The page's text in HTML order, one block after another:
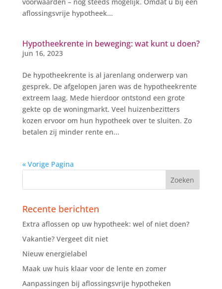
aflossingsvrije hypotheek...
Hypotheekrente in beweging: wat kunt u doen?
jun 16, 2023
De hypotheekrente is al jarenlang onderwerp van
gesprek. De afgelopen jaren was de hypotheekrente
extreem laag. Mede hierdoor ontstond een grote
gekte op de woningmarkt. Veel huizenbezitters
kozen ervoor om hun hypotheek over te sluiten. Zo
betalen zij minder rente en...
« Vorige Pagina
Recente berichten
Extra aflossen op uw hypotheek: wel of niet doen?
Vakantie? Vergeet dit niet
Nieuw energielabel
Maak uw huis klaar voor de lente en zomer
Aanpassingen bij aflossingsvrije hypotheken